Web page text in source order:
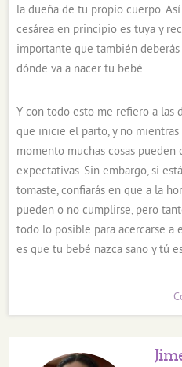
la dueña de tu propio cuerpo.
cesárea en principio es tuya y
importante que también
dónde va a nacer tu bebé.
Y con todo esto me refiero a las
que inicie el parto, y no mientras
momento muchas cosas
expectativas. Sin embargo, si
tomaste, confiarás en que a la
pueden o no cumplirse, pero
todo lo posible para acercarse a
es que tu bebé nazca sano y tú